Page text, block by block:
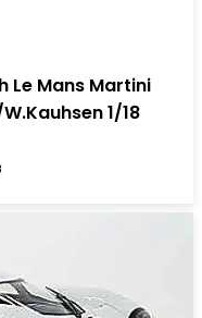
Le Mans Martini
1/18